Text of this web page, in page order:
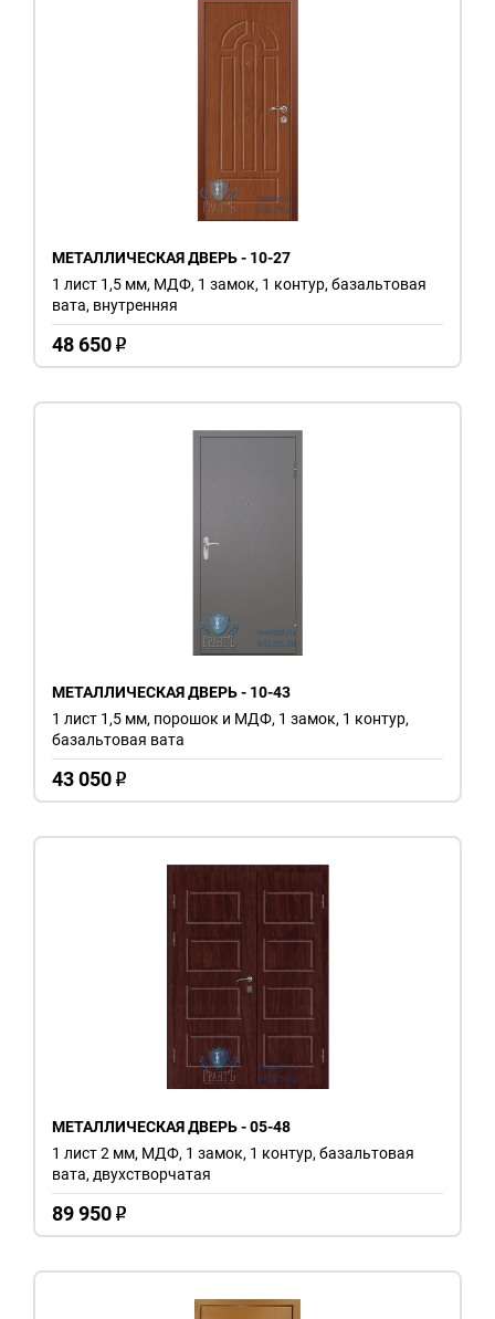
МЕТАЛЛИЧЕСКАЯ ДВЕРЬ - 10-27
48 650 o
1 лист 1,5 мм, МДФ, 1 замок, 1 контур, базальтовая
вата, внутренняя
МЕТАЛЛИЧЕСКАЯ ДВЕРЬ - 10-43
43 050 o
1 лист 1,5 мм, порошок и МДФ, 1 замок, 1 контур,
базальтовая вата
МЕТАЛЛИЧЕСКАЯ ДВЕРЬ - 05-48
89 950 o
1 лист 2 мм, МДФ, 1 замок, 1 контур, базальтовая
вата, двухстворчатая